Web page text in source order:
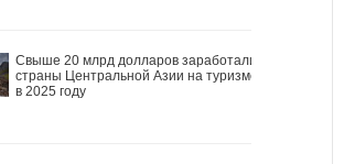
Свыше 20 млрд долларов заработали
страны Центральной Азии на туризме
в 2025 году